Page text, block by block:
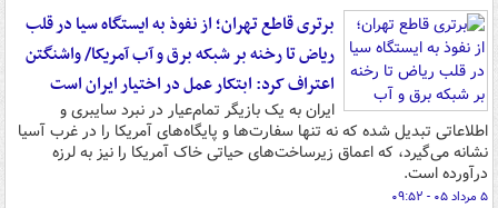
برتری قاطع تهران؛ از نفوذ به ایستگاه سیا در قلب
ریاض تا رخنه بر شبکه برق و آب آمریکا/ واشنگتن
اعتراف کرد: ابتکار عمل در اختیار ایران است
ایران به یک بازیگر تمام‌عیار در نبرد سایبری و
اطلاعاتی تبدیل شده که نه تنها سفارت‌ها و پایگاه‌های آمریکا را در غرب آسیا
نشانه می‌گیرد، که اعماق زیرساخت‌های حیاتی خاک آمریکا را نیز به لرزه
درآورده است.
۵ مرداد ۰۵ - ۰۹:۵۲